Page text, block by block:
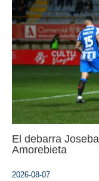
El debarra
Amorebieta
2026-08-07